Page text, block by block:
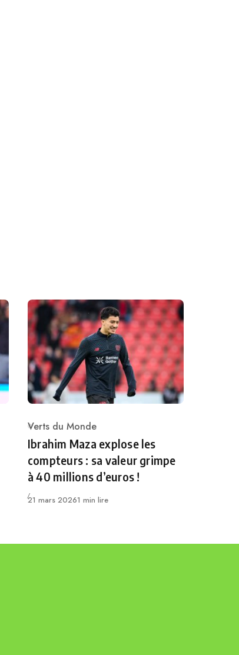
Category
Verts du Monde
Ibrahim Maza explose les
compteurs : sa valeur grimpe
à 40 millions d’euros !
Publié
21 mars 20261 min lire